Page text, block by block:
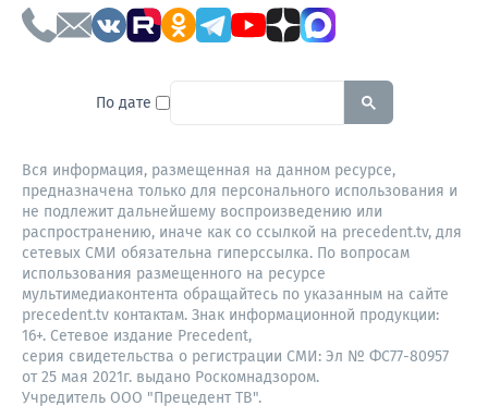
По дате To search this site, enter a
Вся информация, размещенная на данном ресурсе,
предназначена только для персонального использования и
не подлежит дальнейшему воспроизведению или
распространению, иначе как со ссылкой на precedent.tv, для
сетевых СМИ обязательна гиперссылка. По вопросам
использования размещенного на ресурсе
мультимедиаконтента обращайтесь по указанным на сайте
precedent.tv контактам. Знак информационной продукции:
16+. Сетевое издание Precedent,
серия свидетельства о регистрации СМИ: Эл № ФС77-80957
от 25 мая 2021г. выдано Роскомнадзором.
Учредитель ООО "Прецедент ТВ".